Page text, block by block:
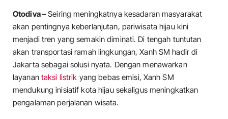
Otodiva –Seiring meningkatnya kesadaran masyarakat
akan pentingnya keberlanjutan, pariwisata hijau kini
menjadi tren yang semakin diminati. Di tengah tuntutan
akan transportasi ramah lingkungan, Xanh SM hadir di
Jakarta sebagai solusi nyata. Dengan menawarkan
layanan taksi listrik yang bebas emisi, Xanh SM
mendukung inisiatif kota hijau sekaligus meningkatkan
pengalaman perjalanan wisata.